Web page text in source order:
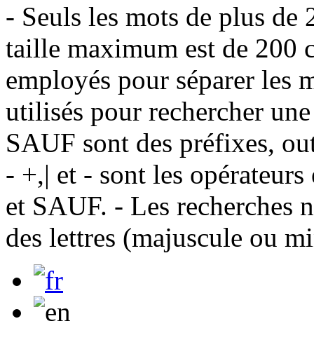
- Seuls les mots de plus de
taille maximum est de 200
employés pour séparer les
utilisés pour rechercher
SAUF sont des préfixes,
- +,| et - sont les
et SAUF. - Les recherches
des lettres (majuscule ou